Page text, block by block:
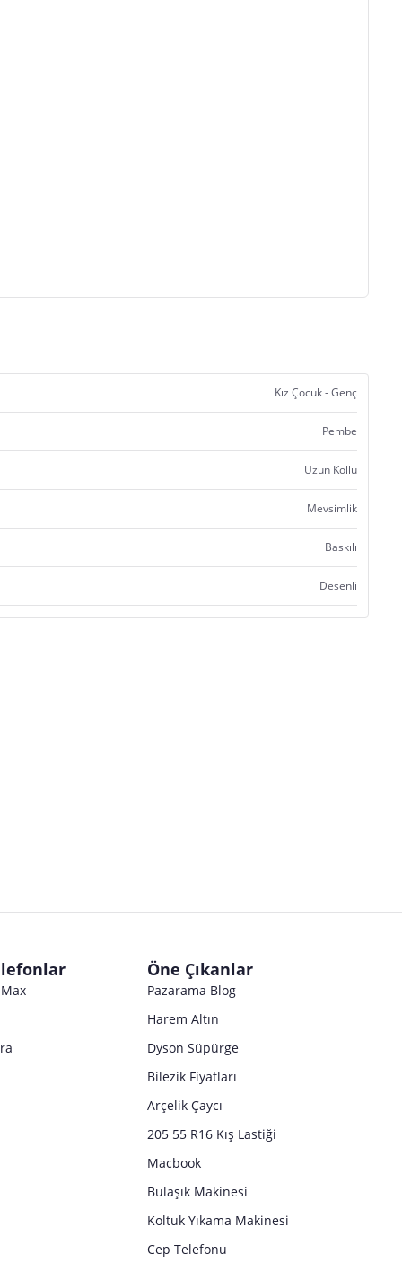
Kız Çocuk - Genç
Pembe
Uzun Kollu
Mevsimlik
Baskılı
Desenli
Öne Çıkanlar
Pazarama Blog
Harem Altın
Dyson Süpürge
Bilezik Fiyatları
Arçelik Çaycı
205 55 R16 Kış Lastiği
Macbook
Bulaşık Makinesi
Koltuk Yıkama Makinesi
Cep Telefonu